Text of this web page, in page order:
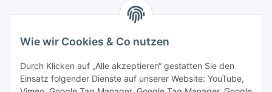
Wie wir Cookies & Co nutzen
Durch Klicken auf „Alle akzeptieren“ gestatten Sie den
Einsatz folgender Dienste auf unserer Website: YouTube,